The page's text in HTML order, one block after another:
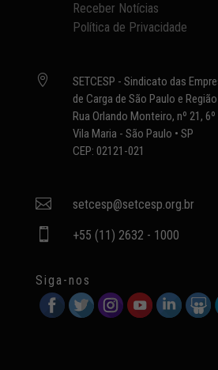
Receber Notícias
Política de Privacidade

SETCESP - Sindicato das
de Carga de São Paulo e Região
Rua Orlando Monteiro, nº 21,
Vila Maria - São Paulo • SP
CEP: 02121-021
 setcesp@setcesp.org.br
 +55 (11) 2632 - 1000
Siga-nos